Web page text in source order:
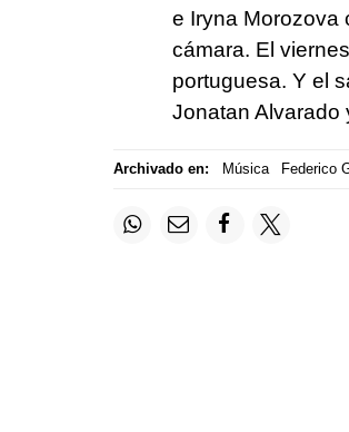
e Iryna Morozova
cámara. El
portuguesa. Y el
Jonatan Alvarado
Archivado en: Música Federico